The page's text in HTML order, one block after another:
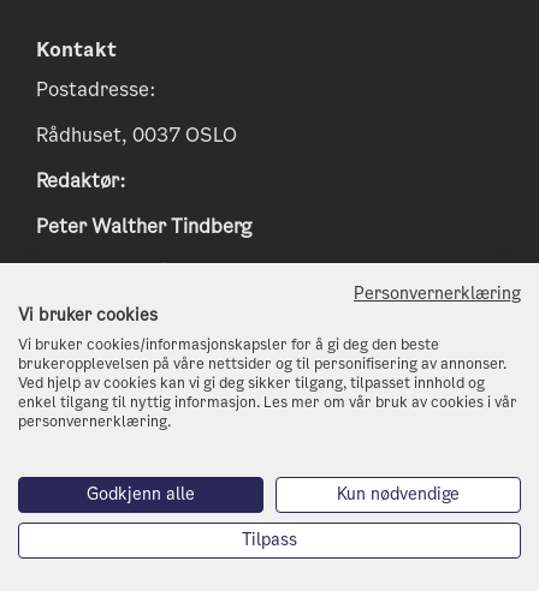
Kontakt
Postadresse:
Rådhuset, 0037 OSLO
Redaktør:
Peter Walther Tindberg
Epost:peter.tindberg@osloskolen.no
www.klimaoslo.no
postmottak@kli.oslo.kommune.no
http://www.oslo.kommune.no
Personvernerklæring
Vi bruker cookies
Vi bruker cookies/informasjonskapsler for å gi deg den beste
brukeropplevelsen på våre nettsider og til personifisering av annonser.
Ved hjelp av cookies kan vi gi deg sikker tilgang, tilpasset innhold og
enkel tilgang til nyttig informasjon. Les mer om vår bruk av cookies i vår
personvernerklæring.
Godkjenn alle
Kun nødvendige
Tilpass